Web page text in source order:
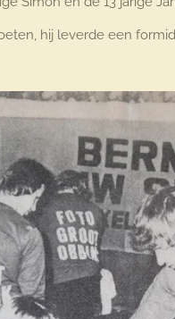
hij leverde een